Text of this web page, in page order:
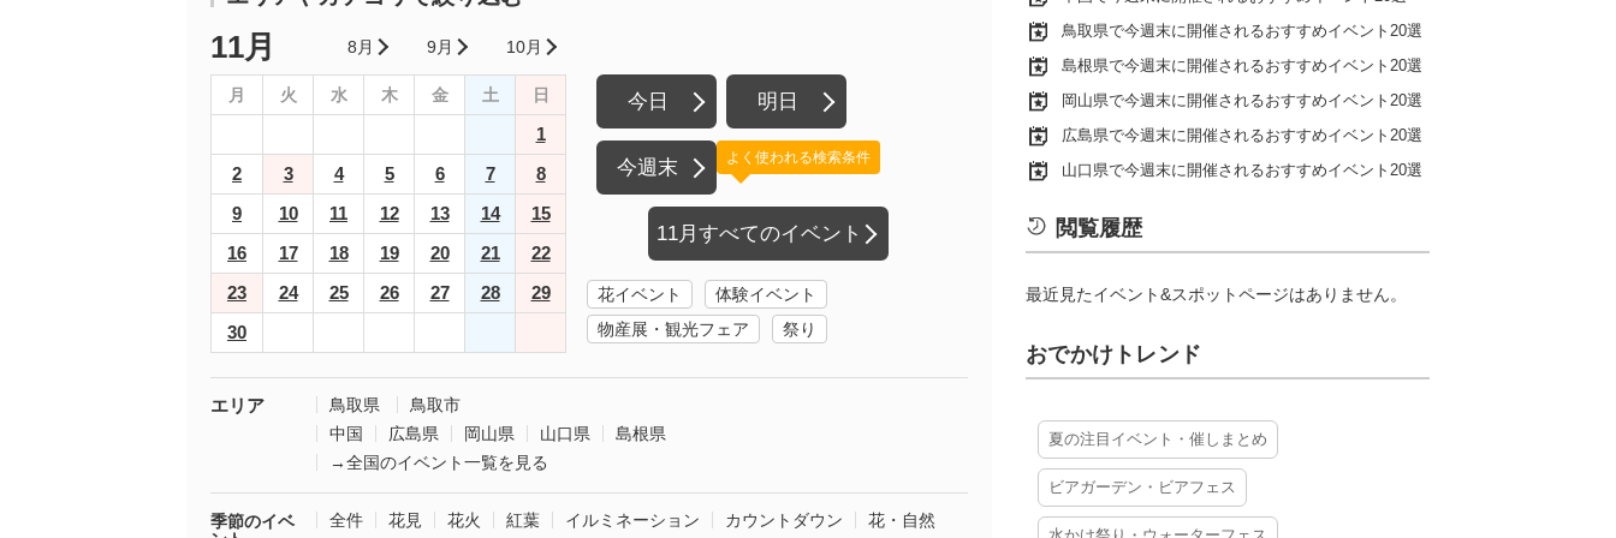
11月 8月 9月 10月
月 火 水 木 金 土 日
1
2
3 4 5 6 7
8
9
10 11 12 13 14
15
16
17 18 19 20 21
22
23
24 25 26 27 28
29
30
今日 明日
今週末
11月すべてのイベント
よく使われる検索条件
花イベント
体験イベント
物産展・観光フェア
祭り
エリア 鳥取県
鳥取市
中国
広島県 岡山県 山口県
島根県
→全国のイベント一覧を見る
季節のイベ
全件 花見 花火 紅葉 イルミネーション カウントダウン 花・自然
鳥取県で今週末に開催されるおすすめイベント20選
島根県で今週末に開催されるおすすめイベント20選
岡山県で今週末に開催されるおすすめイベント20選
広島県で今週末に開催されるおすすめイベント20選
山口県で今週末に開催されるおすすめイベント20選
閲覧履歴
最近見たイベント&スポットページはありません。
おでかけトレンド
夏の注目イベント・催しまとめ
ビアガーデン・ビアフェス